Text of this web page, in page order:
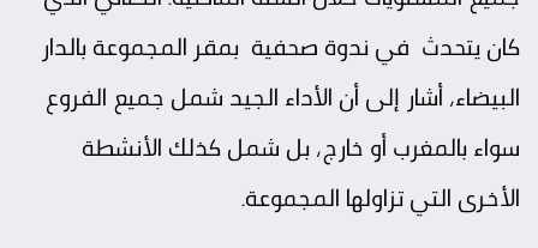
كان يتحدث في ندوة صحفية بمقر المجموعة بالدار
البيضاء، أشار إلى أن الأداء الجيد شمل جميع الفروع
سواء بالمغرب أو خارج، بل شمل كذلك الأنشطة
الأخرى التي تزاولها المجموعة.